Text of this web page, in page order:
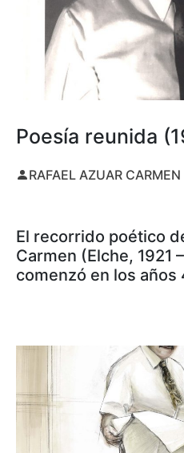
Poesía reunida
RAFAEL AZUAR CARMEN
El recorrido poético
Carmen (Elche, 1921
comenzó en los